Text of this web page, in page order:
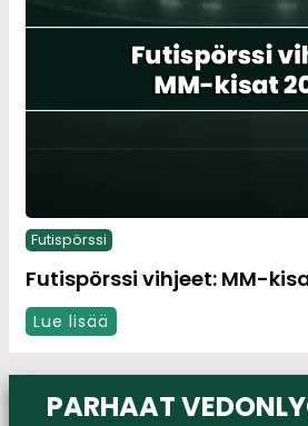
Futispörssi
Futispörssi vihjeet: MM-
Lue lisää
PARHAAT